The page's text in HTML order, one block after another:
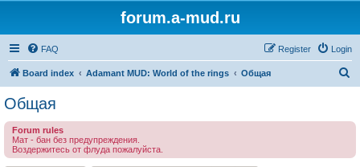
forum.a-mud.ru
FAQ Login
Register
Board index Adamant MUD: World of the rings Общая
Общая
Forum rules
Мат - бан без предупреждения.
Воздержитесь от флуда пожалуйста.